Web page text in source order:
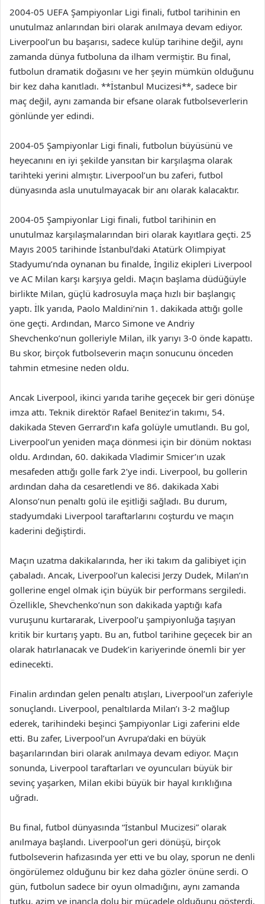
2004-05 UEFA Şampiyonlar Ligi finali, futbol tarihinin en
unutulmaz anlarından biri olarak anılmaya devam ediyor.
Liverpool’un bu başarısı, sadece kulüp tarihine değil, aynı
zamanda dünya futboluna da ilham vermiştir. Bu final,
futbolun dramatik doğasını ve her şeyin mümkün olduğunu
bir kez daha kanıtladı. **İstanbul Mucizesi**, sadece bir
maç değil, aynı zamanda bir efsane olarak futbolseverlerin
gönlünde yer edindi.
2004-05 Şampiyonlar Ligi finali, futbolun büyüsünü ve
heyecanını en iyi şekilde yansıtan bir karşılaşma olarak
tarihteki yerini almıştır. Liverpool’un bu zaferi, futbol
dünyasında asla unutulmayacak bir anı olarak kalacaktır.
2004-05 Şampiyonlar Ligi finali, futbol tarihinin en
unutulmaz karşılaşmalarından biri olarak kayıtlara geçti. 25
Mayıs 2005 tarihinde İstanbul’daki Atatürk Olimpiyat
Stadyumu’nda oynanan bu finalde, İngiliz ekipleri Liverpool
ve AC Milan karşı karşıya geldi. Maçın başlama düdüğüyle
birlikte Milan, güçlü kadrosuyla maça hızlı bir başlangıç
yaptı. İlk yarıda, Paolo Maldini’nin 1. dakikada attığı golle
öne geçti. Ardından, Marco Simone ve Andriy
Shevchenko’nun golleriyle Milan, ilk yarıyı 3-0 önde kapattı.
Bu skor, birçok futbolseverin maçın sonucunu önceden
tahmin etmesine neden oldu.
Ancak Liverpool, ikinci yarıda tarihe geçecek bir geri dönüşe
imza attı. Teknik direktör Rafael Benitez’in takımı, 54.
dakikada Steven Gerrard’ın kafa golüyle umutlandı. Bu gol,
Liverpool’un yeniden maça dönmesi için bir dönüm noktası
oldu. Ardından, 60. dakikada Vladimir Smicer’ın uzak
mesafeden attığı golle fark 2’ye indi. Liverpool, bu gollerin
ardından daha da cesaretlendi ve 86. dakikada Xabi
Alonso’nun penaltı golü ile eşitliği sağladı. Bu durum,
stadyumdaki Liverpool taraftarlarını coşturdu ve maçın
kaderini değiştirdi.
Maçın uzatma dakikalarında, her iki takım da galibiyet için
çabaladı. Ancak, Liverpool’un kalecisi Jerzy Dudek, Milan’ın
gollerine engel olmak için büyük bir performans sergiledi.
Özellikle, Shevchenko’nun son dakikada yaptığı kafa
vuruşunu kurtararak, Liverpool’u şampiyonluğa taşıyan
kritik bir kurtarış yaptı. Bu an, futbol tarihine geçecek bir an
olarak hatırlanacak ve Dudek’in kariyerinde önemli bir yer
edinecekti.
Finalin ardından gelen penaltı atışları, Liverpool’un zaferiyle
sonuçlandı. Liverpool, penaltılarda Milan’ı 3-2 mağlup
ederek, tarihindeki beşinci Şampiyonlar Ligi zaferini elde
etti. Bu zafer, Liverpool’un Avrupa’daki en büyük
başarılarından biri olarak anılmaya devam ediyor. Maçın
sonunda, Liverpool taraftarları ve oyuncuları büyük bir
sevinç yaşarken, Milan ekibi büyük bir hayal kırıklığına
uğradı.
Bu final, futbol dünyasında “İstanbul Mucizesi” olarak
anılmaya başlandı. Liverpool’un geri dönüşü, birçok
futbolseverin hafızasında yer etti ve bu olay, sporun ne denli
öngörülemez olduğunu bir kez daha gözler önüne serdi. O
gün, futbolun sadece bir oyun olmadığını, aynı zamanda
tutku, azim ve inançla dolu bir mücadele olduğunu gösterdi.